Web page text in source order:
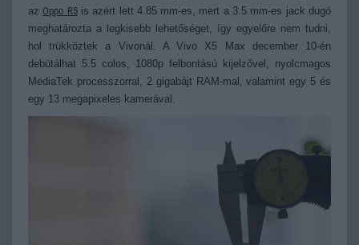
az Oppo R5is azért lett 4.85 mm-es, mert a 3.5 mm-es jack dugó
meghatározta a legkisebb lehetőséget, így egyelőre nem tudni,
hol trükköztek a Vivonál. A Vivo X5 Max december 10-én
debütálhat 5.5 colos, 1080p felbontású kijelzővel, nyolcmagos
MediaTek processzorral, 2 gigabájt RAM-mal, valamint egy 5 és
egy 13 megapixeles kamerával.